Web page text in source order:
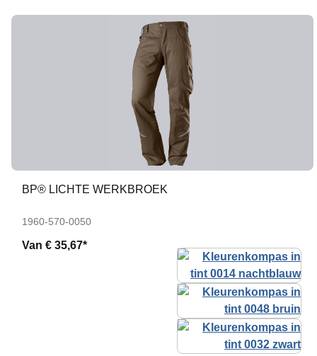
BP® LICHTE WERKBROEK
1960-570-0050
Van € 35,67*